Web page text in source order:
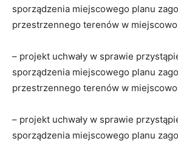
sporządzenia miejscowego planu
przestrzennego terenów w
– projekt uchwały w sprawie
sporządzenia miejscowego planu
przestrzennego terenów w
– projekt uchwały w sprawie
sporządzenia miejscowego planu